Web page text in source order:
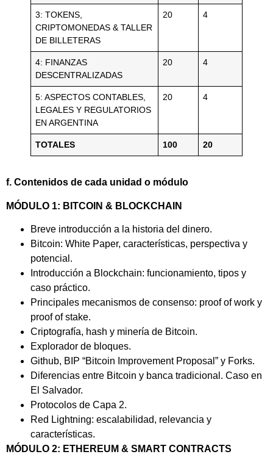
3: TOKENS,
CRIPTOMONEDAS & TALLER
DE BILLETERAS
20 4
4: FINANZAS
DESCENTRALIZADAS
20 4
5: ASPECTOS CONTABLES,
LEGALES Y REGULATORIOS
EN ARGENTINA
20 4
TOTALES 100 20
f. Contenidos de cada unidad o módulo
MÓDULO 1: BITCOIN & BLOCKCHAIN
Breve introducción a la historia del dinero.
Bitcoin: White Paper, características, perspectiva y
potencial.
Introducción a Blockchain: funcionamiento, tipos y
caso práctico.
Principales mecanismos de consenso: proof of work y
proof of stake.
Criptografía, hash y minería de Bitcoin.
Explorador de bloques.
Github, BIP “Bitcoin Improvement Proposal” y Forks.
Diferencias entre Bitcoin y banca tradicional. Caso en
El Salvador.
Protocolos de Capa 2.
Red Lightning: escalabilidad, relevancia y
características.
MÓDULO 2: ETHEREUM & SMART CONTRACTS